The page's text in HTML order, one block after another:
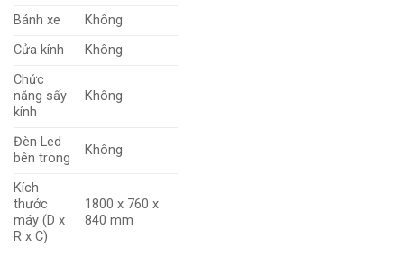
Bánh xe
Không
Cửa kính
Không
Chức
năng sấy
kính
Không
Đèn Led
bên trong
Không
Kích
thước
máy (D x
R x C)
1800 x 760 x
840 mm